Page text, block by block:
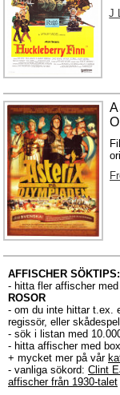
J
AFFISCHER SÖKTIPS:
- hitta fler affischer
ROSOR
- om du inte hittar t.ex.
regissör, eller
- sök i listan med
- hitta affischer med
+ mycket mer på vår
- vanliga sökord: Clint
affischer från 1930-talet